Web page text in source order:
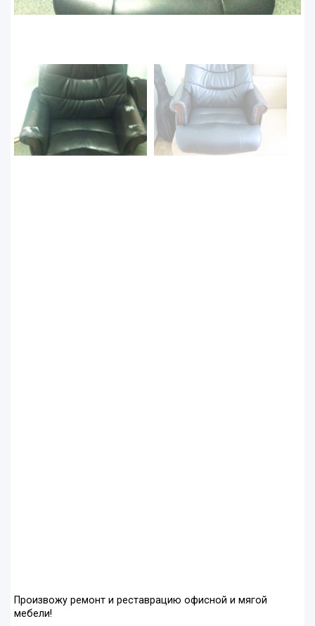
Произвожу ремонт и реставрацию офисной и мягой
мебели!